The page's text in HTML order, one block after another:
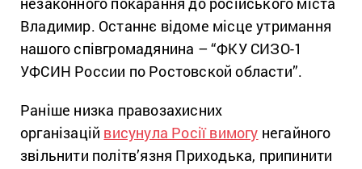
Владимир. Останнє відоме місце утримання
нашого співгромадянина – “ФКУ СИЗО-1
УФСИН России по Ростовской области”.
Раніше низка правозахисних
організацій висунула Росії вимогу негайного
звільнити політв’язня Приходька, припинити